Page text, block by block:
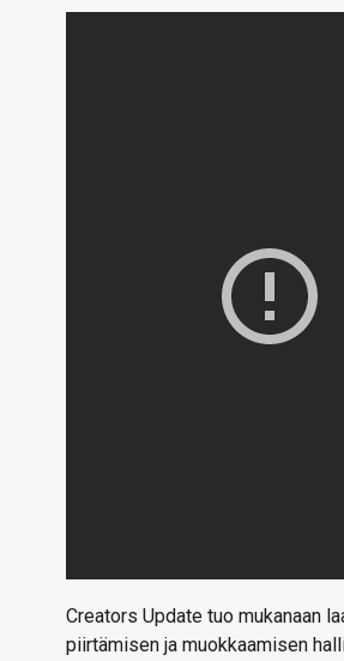
Creators Update tuo mukanaan
piirtämisen ja muokkaamisen